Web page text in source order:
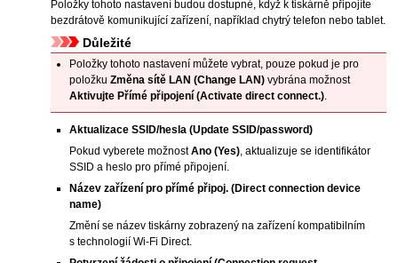
Položky tohoto nastavení budou dostupné, když k tiskárně připojíte
bezdrátově komunikující zařízení, například chytrý telefon nebo tablet.
Důležité
Položky tohoto nastavení můžete vybrat, pouze pokud je pro
položkuZměna sítě LAN (Change LAN) vybrána možnost
Aktivujte Přímé připojení (Activate direct connect.).
Aktualizace SSID/hesla (Update SSID/password)
Pokud vyberete možnostAno (Yes) , aktualizuje se identifikátor
SSID a heslo pro přímé připojení.
Název zařízení pro přímé připoj. (Direct connection device
name)
Změní se názevtiskárny zobrazený na zařízení kompatibilním
s technologiíWi-Fi Direct.